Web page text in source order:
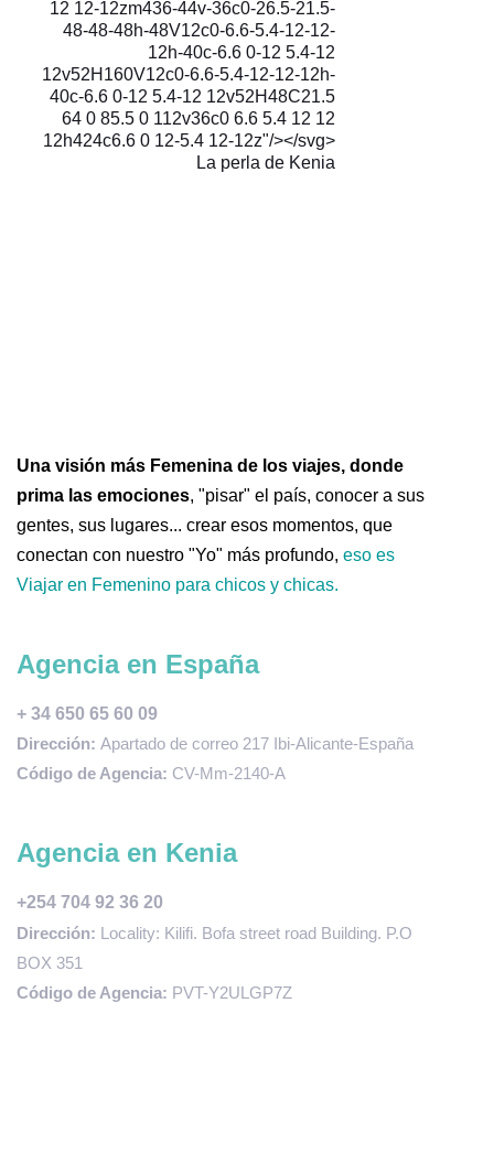
12 12-12zm436-44v-36c0-26.5-21.5-
48-48-48h-48V12c0-6.6-5.4-12-12-
12h-40c-6.6 0-12 5.4-12
12v52H160V12c0-6.6-5.4-12-12-12h-
40c-6.6 0-12 5.4-12 12v52H48C21.5
64 0 85.5 0 112v36c0 6.6 5.4 12 12
12h424c6.6 0 12-5.4 12-12z"/></svg>
La perla de Kenia
Una visión más Femenina de los viajes, donde
prima las emociones, "pisar" el país, conocer a sus
gentes, sus lugares... crear esos momentos, que
conectan con nuestro "Yo" más profundo, eso es
Viajar en Femenino para chicos y chicas.
Agencia en España
+ 34 650 65 60 09
Dirección: Apartado de correo 217 Ibi-Alicante-España
Código de Agencia: CV-Mm-2140-A
Agencia en Kenia
+254 704 92 36 20
Dirección: Locality: Kilifi. Bofa street road Building. P.O
BOX 351
Código de Agencia: PVT-Y2ULGP7Z